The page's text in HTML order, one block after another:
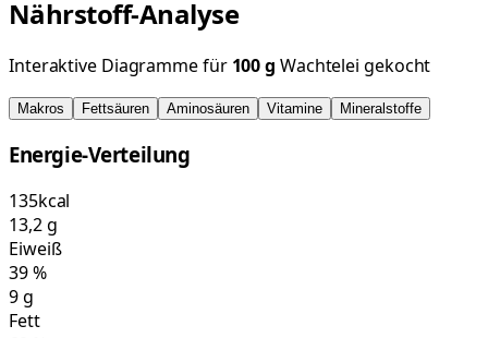
Nährstoff-Analyse
Interaktive Diagramme für 100g Wachtelei gekocht
Makros Fettsäuren Aminosäuren Vitamine Mineralstoffe
Energie-Verteilung
135kcal
13,2g
Eiweiß
39%
9g
Fett